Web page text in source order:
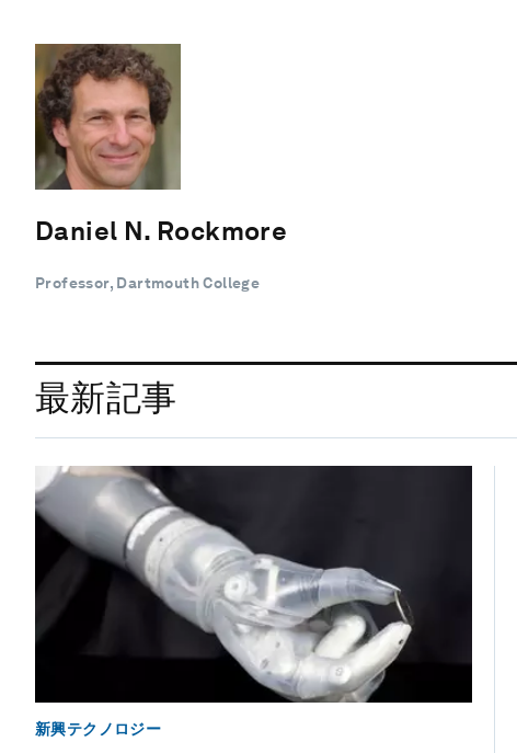
Daniel N. Rockmore
Professor, Dartmouth College
最新記事
新興テクノロジー